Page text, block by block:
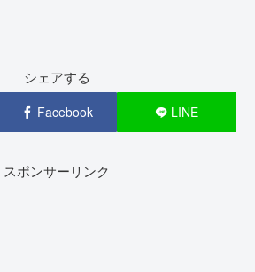
シェアする
Facebook LINE
スポンサーリンク